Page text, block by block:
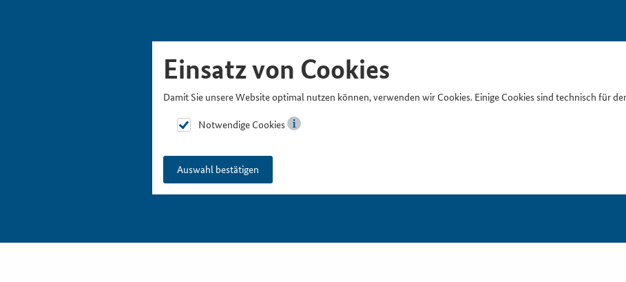
Einsatz von Cookies
Damit Sie unsere Website optimal nutzen können, verwenden wir Cookies. Einige Cookies sind technisch für
Notwendige Cookies
Auswahl bestätigen